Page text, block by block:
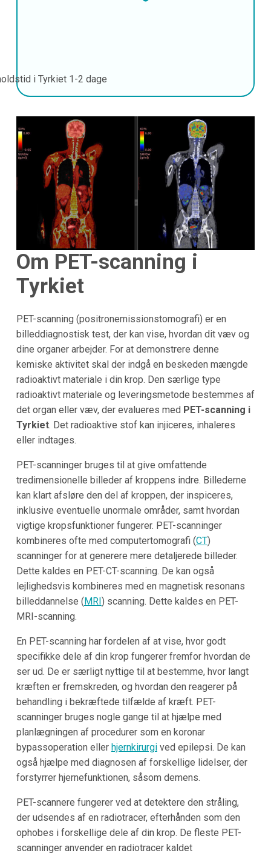
i Tyrkiet 1-2 dage
Om PET-scanning i
Tyrkiet
PET-scanning (positronemissionstomografi) er en
billeddiagnostisk test, der kan vise, hvordan dit væv og
dine organer arbejder. For at demonstrere denne
kemiske aktivitet skal der indgå en beskeden mængde
radioaktivt materiale i din krop. Den særlige type
radioaktivt materiale og leveringsmetode bestemmes af
det organ eller væv, der evalueres med PET-scanning i
Tyrkiet. Det radioaktive stof kan injiceres, inhaleres
eller indtages.
PET-scanninger bruges til at give omfattende
tredimensionelle billeder af kroppens indre. Billederne
kan klart afsløre den del af kroppen, der inspiceres,
inklusive eventuelle unormale områder, samt hvordan
vigtige kropsfunktioner fungerer. PET-scanninger
kombineres ofte med computertomografi (CT)
scanninger for at generere mere detaljerede billeder.
Dette kaldes en PET-CT-scanning. De kan også
lejlighedsvis kombineres med en magnetisk resonans
billeddannelse (MRI) scanning. Dette kaldes en PET-
MRI-scanning.
En PET-scanning har fordelen af at vise, hvor godt
specifikke dele af din krop fungerer fremfor hvordan de
ser ud. De er særligt nyttige til at bestemme, hvor langt
kræften er fremskreden, og hvordan den reagerer på
behandling i bekræftede tilfælde af kræft. PET-
scanninger bruges nogle gange til at hjælpe med
planlægningen af procedurer som en koronar
bypassoperation eller hjernkirurgived epilepsi. De kan
også hjælpe med diagnosen af forskellige lidelser, der
forstyrrer hjernefunktionen, såsom demens.
PET-scannere fungerer ved at detektere den stråling,
der udsendes af en radiotracer, efterhånden som den
ophobes i forskellige dele af din krop. De fleste PET-
scanninger anvender en radiotracer kaldet